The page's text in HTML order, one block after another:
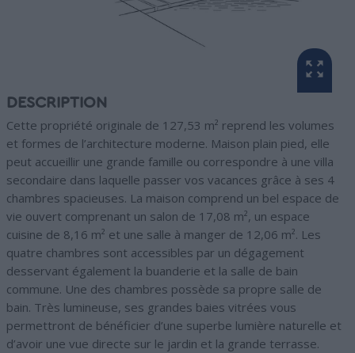
DESCRIPTION
Cette propriété originale de 127,53 m² reprend les volumes
et formes de l’architecture moderne. Maison plain pied, elle
peut accueillir une grande famille ou correspondre à une villa
secondaire dans laquelle passer vos vacances grâce à ses 4
chambres spacieuses. La maison comprend un bel espace de
vie ouvert comprenant un salon de 17,08 m², un espace
cuisine de 8,16 m² et une salle à manger de 12,06 m². Les
quatre chambres sont accessibles par un dégagement
desservant également la buanderie et la salle de bain
commune. Une des chambres possède sa propre salle de
bain. Très lumineuse, ses grandes baies vitrées vous
permettront de bénéficier d’une superbe lumière naturelle et
d’avoir une vue directe sur le jardin et la grande terrasse.